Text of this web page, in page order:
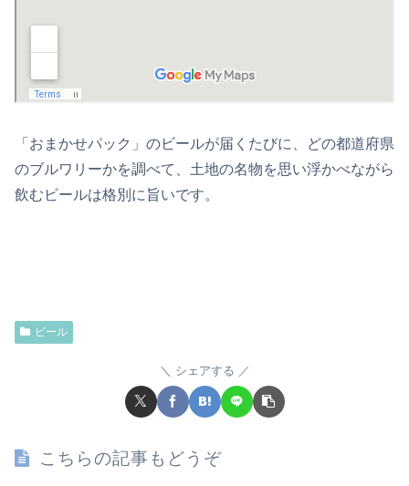
「おまかせパック」のビールが届くたびに、どの都道府県
のブルワリーかを調べて、土地の名物を思い浮かべながら
飲むビールは格別に旨いです。
ビール
シェアする
こちらの記事もどうぞ